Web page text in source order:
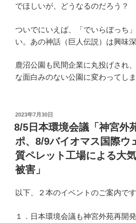
でほしいが、どうなるのだろう？
ついでにいえば、「でいらぼっち
い。あの神話（巨人伝説）は興味深
鹿沼公園も民間企業に丸投げされ
な面白みのない公園に変わってし
投
稿
日:
2023年7月30日
8/5日本環境会議「神宮外
ポ、8/9バイオマス国際ウ
質ペレット工場による大
被害」
以下、２本のイベントのご案内です
１．日本環境会議も神宮外苑再開